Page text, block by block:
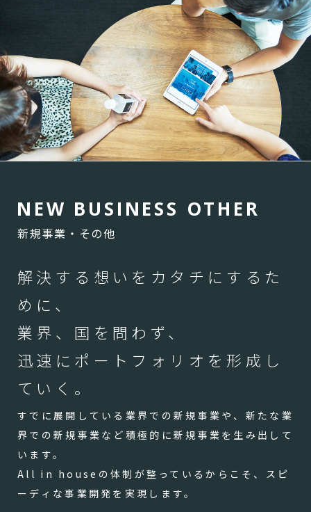
N EW BUSI NESS OTH ER
新規事業・その他
解決する想いをカタチにするた
めに、
業界、国を問わず、
迅速にポートフォリオを形成し
ていく。
すでに展開している業界での新規事業や、新たな業
界での新規事業など積極的に新規事業を生み出して
います。
All in houseの体制が整っているからこそ、スピ
ーディな事業開発を実現します。